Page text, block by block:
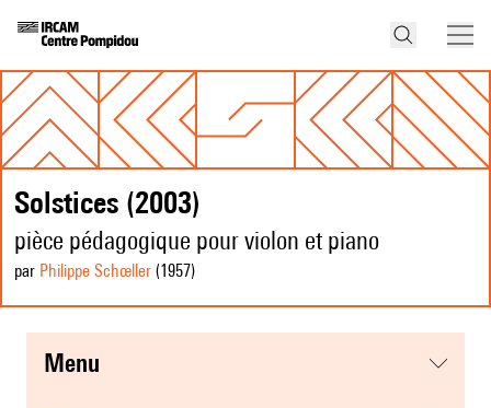
Solstices (2003)
pièce pédagogique pour violon et piano
par Philippe Schœller (1957)
menu